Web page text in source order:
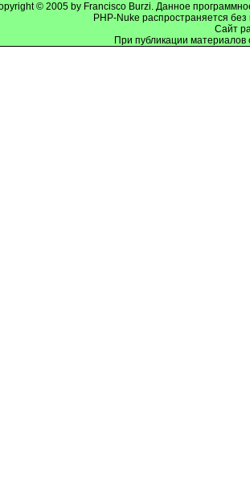
© 2005 by Francisco Burzi. Данное
PHP-Nuke распространяется
Cайт
При публикации